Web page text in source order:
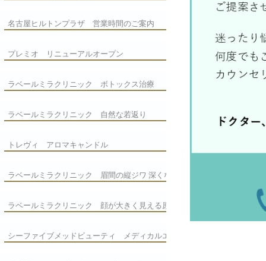
名古屋ヒルトンプラザ 営業時間のご案内
プレミオ リニューアルオープン
ラベールミラクリニック ボトックス治療
ラベールミラクリニック 自然な若返り
トレヴィ アロマキャンドル
ラベールミラクリニック 眉間の縦ジワ 深くな
ラベールミラクリニック 顔が大きく見える原
シーファイブメッドビューティ メディカルエ